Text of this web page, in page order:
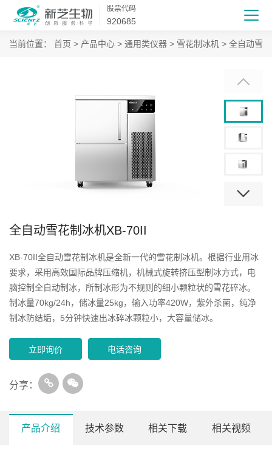
股票代码
920685
当前位置： 首页 > 产品中心 > 通用类仪器 > 雪花制冰机 > 全自动雪
全自动雪花制冰机XB-70II
XB-70II全自动雪花制冰机是全新一代的雪花制冰机。根据行业用冰
要求，采用高效国际品牌压缩机，机械式旋转挤压型制冰方式，电
脑控制全自动制冰，所制冰形为不规则的细小颗粒状的雪花碎冰。
制冰量70kg/24h，储冰量25kg，输入功率420W，紫外杀菌，纯净
制冰防结垢，5分钟快速出冰碎冰颗粒小，大容量储冰。
立即询价 电话咨询
分享：
产品介绍 技术参数 相关下载 相关视频